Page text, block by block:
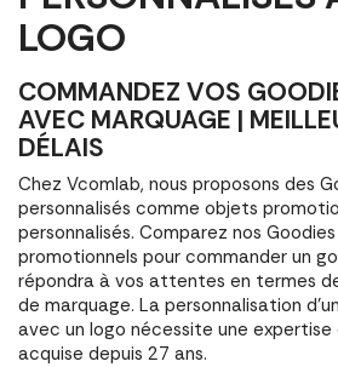
LOGO
COMMANDEZ VOS
AVEC MARQUAGE |
DÉLAIS
Chez Vcomlab, nous proposons des
personnalisés comme objets
personnalisés. Comparez nos
promotionnels pour commander un
répondra à vos attentes en termes
de marquage. La personnalisation
avec un logo nécessite une expertise
acquise depuis 27 ans.